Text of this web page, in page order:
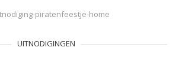
UITNODIGINGEN